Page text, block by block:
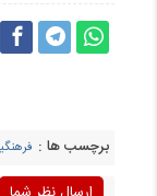
برچسب ها :